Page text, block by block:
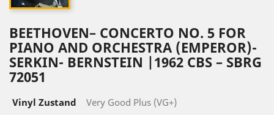
BEETHOVEN– CONCERTO NO. 5 FOR
PIANO AND ORCHESTRA (EMPEROR)-
SERKIN- BERNSTEIN |1962 CBS ‎– SBRG
72051
Vinyl Zustand
Very Good Plus (VG+)